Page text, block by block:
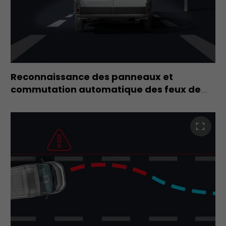
Reconnaissance des panneaux et
commutation automatique des feux de
signalisation permet
d'éviter le dépassement des limitations de vitesse à tout
moment, en détectant les panneaux sur la route et en
ajustant le limiteur de vitesse du véhicule en
conséquence.
La commutation automatique des feux de route permet
régler automatiquement le faisceau lumineux des feux
fonction de la distance des autres véhicules venant de la